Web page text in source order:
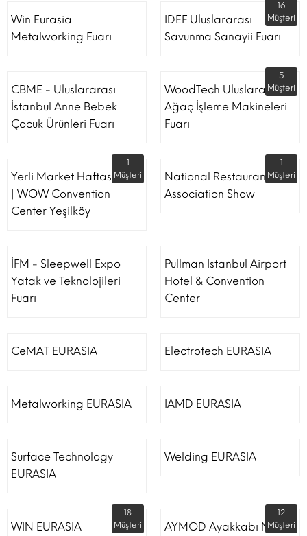
Win Eurasia
Metalworking Fuarı
IDEF Uluslararası
Savunma Sanayii Fuarı
16
Müşteri
CBME - Uluslararası
İstanbul Anne Bebek
Çocuk Ürünleri Fuarı
WoodTech Uluslararası
Ağaç İşleme Makineleri
Fuarı
5
Müşteri
Yerli Market Haftası Fuarı
| WOW Convention
Center Yeşilköy
1
Müşteri
National Restaurant
Association Show
1
Müşteri
İFM - Sleepwell Expo
Yatak ve Teknolojileri
Fuarı
Pullman Istanbul Airport
Hotel & Convention
Center
CeMAT EURASIA Electrotech EURASIA
Metalworking EURASIA IAMD EURASIA
Surface Technology
EURASIA
Welding EURASIA
WIN EURASIA
18
Müşteri
AYMOD Ayakkabı Moda
12
Müşteri